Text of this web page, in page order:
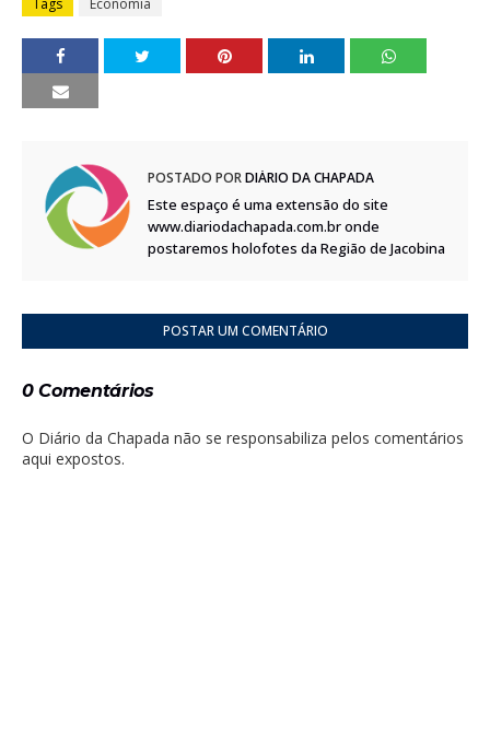
Tags Economia
POSTADO PORDIÁRIO DA CHAPADA
Este espaço é uma extensão do site
www.diariodachapada.com.br onde
postaremos holofotes da Região de Jacobina
POSTAR UM COMENTÁRIO
0 Comentários
O Diário da Chapada não se responsabiliza pelos comentários
aqui expostos.